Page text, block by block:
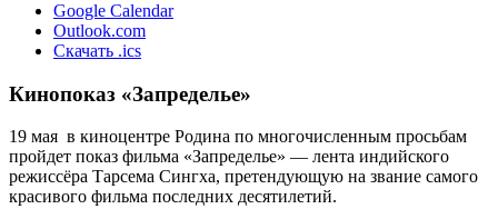
Google Calendar
Outlook.com
Скачать .ics
Кинопоказ «Запределье»
19 мая в киноцентре Родина по многочисленным просьбам
пройдет показ фильма «Запределье» — лента индийского
режиссёра Тарсема Сингха, претендующую на звание самого
красивого фильма последних десятилетий.